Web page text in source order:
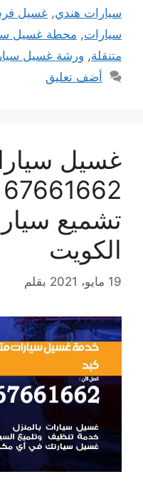
سيارات هندي, غسيل
سيارات, محطة غسيل
متنقلة, ورشة غسيل
أضف تعليق
غسيل
تشميع
الكويت
19 مايو، 2021 بقلم